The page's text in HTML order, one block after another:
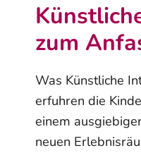
zum
Was Künstliche
erfuhren die
einem
neuen